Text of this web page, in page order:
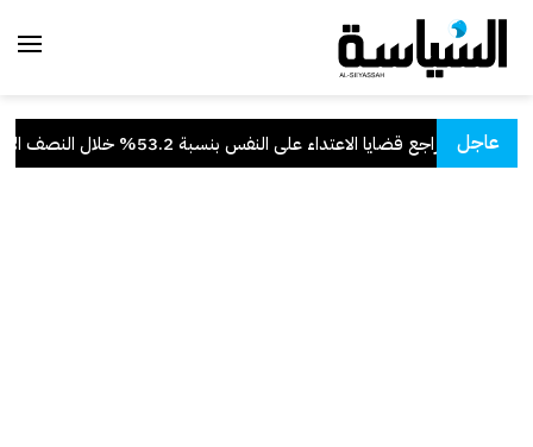
عاجل
العدل: تراجع قضايا الاعتداء على النفس بنسبة 53.2% خلال النصف الأول من 2026